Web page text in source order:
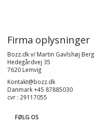
Firma oplysninger
Bozz.dk v/ Martin Gavlshøj Berg
Hedegårdvej 35
7620 Lemvig
Kontakt@bozz.dk
Danmark +45 87885030
cvr : 29117055
FØLG OS